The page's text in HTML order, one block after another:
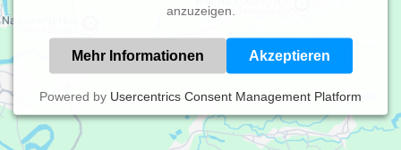
anzuzeigen.
Mehr Informationen Akzeptieren
Powered by Usercentrics Consent Management Platform